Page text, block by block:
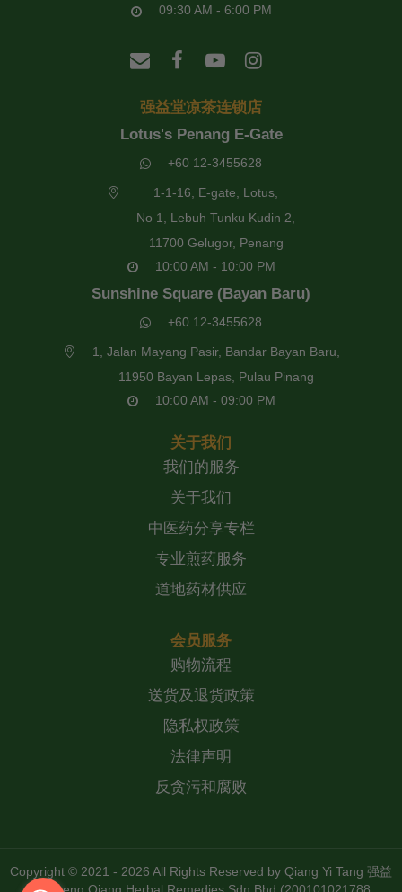
09:30 AM - 6:00 PM
强益堂凉茶连锁店
Lotus's Penang E-Gate
+60 12-3455628
1-1-16, E-gate, Lotus,
No 1, Lebuh Tunku Kudin 2,
11700 Gelugor, Penang
10:00 AM - 10:00 PM
Sunshine Square (Bayan Baru)
+60 12-3455628
1, Jalan Mayang Pasir, Bandar Bayan Baru,
11950 Bayan Lepas, Pulau Pinang
10:00 AM - 09:00 PM
关于我们
我们的服务
关于我们
中医药分享专栏
专业煎药服务
道地药材供应
会员服务
购物流程
送货及退货政策
隐私权政策
法律声明
反贪污和腐败
Copyright © 2021 - 2026 All Rights Reserved by Qiang Yi Tang 强益